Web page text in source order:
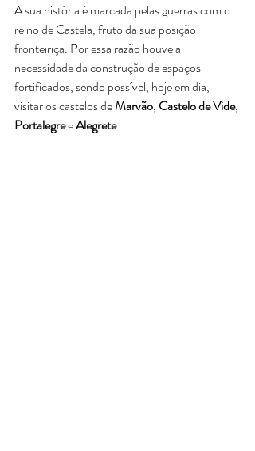
A sua história é marcada pelas guerras com o
reino de Castela, fruto da sua posição
fronteiriça. Por essa razão houve a
necessidade da construção de espaços
fortificados, sendo possível, hoje em dia,
visitar os castelos de Marvão, Castelo de Vide,
Portalegre e Alegrete.